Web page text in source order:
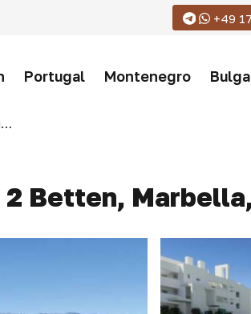
+49
Portugal Montenegro
Betten,